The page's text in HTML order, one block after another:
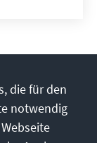
die für den
notwendig